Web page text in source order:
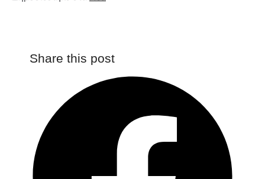
Share this post